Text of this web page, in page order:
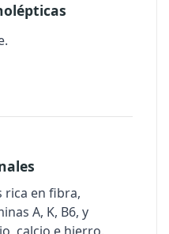
rica en fibra,
A, K, B6, y